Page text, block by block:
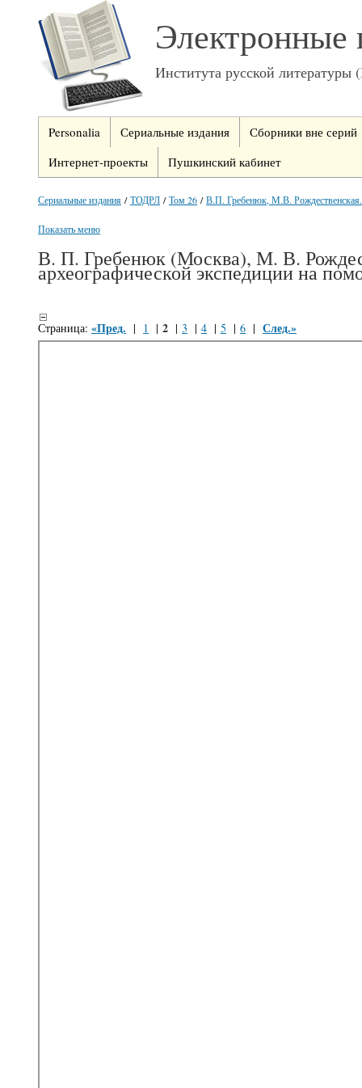
Электронные
Института русской
Personalia Сериальные издания
Сборники вне серий
Интернет-проекты
Пушкинский кабинет
Сериальные издания /ТОДРЛ /Том 26 /В.П. Гребенюк, М.В.
Показать меню
В. П. Гребенюк (Москва), М. В.
археографической экспедиции на
Страница: «Пред. | 1 | 2 | 3 | 4 | 5 | 6 | След.»